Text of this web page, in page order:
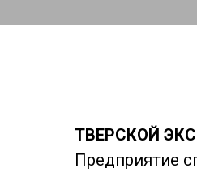
ТВЕРСКОЙ
Предприятие